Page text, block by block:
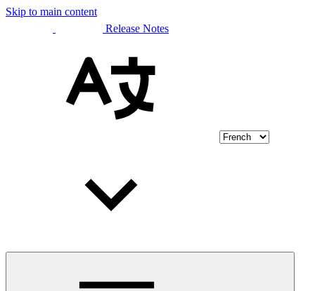
Skip to main content
Release Notes